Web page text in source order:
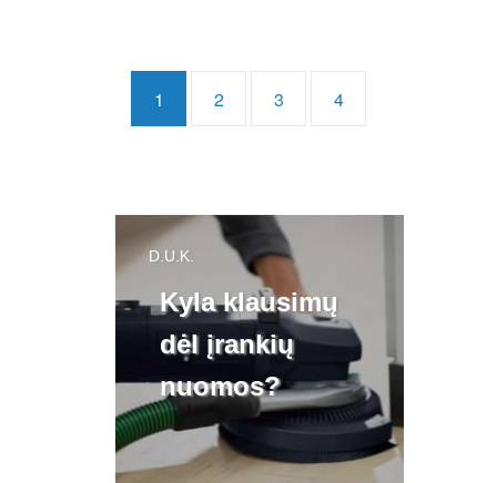
1 2 3 4
D.U.K.
Kyla klausimų
dėl įrankių
nuomos?